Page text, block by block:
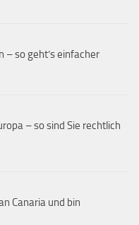
– so geht’s einfacher
– so sind Sie rechtlich
Canaria und bin